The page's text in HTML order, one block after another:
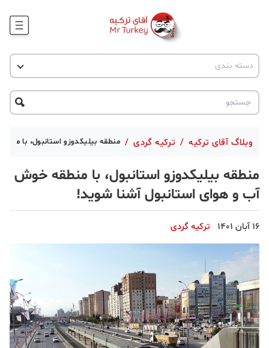
وبلاگ
جاذبه گردشگری
دسته بندی
اخبار ترکیه
پروژه ها
تحصیل در ترکیه
ترکیه گردی
قبرس
وبلاگ آقای ترکیه / ترکیه گردی / منطقه بیلیکدوزو استانبول، با
منطقه بیلیکدوزو استانبول، با منطقه خوش
آب و هوای استانبول آشنا شوید!
16 آبان 1401 ترکیه گردی